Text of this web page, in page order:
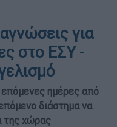
για
στο ΕΣΥ -
επόμενες ημέρες από
διάστημα να
της χώρας